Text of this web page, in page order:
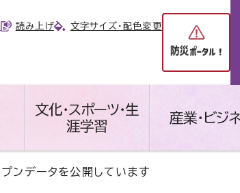
読み上げ 文字サイズ・配色変更
文化・スポーツ・生
涯学習
産業・ビジ
ンデータを公開しています